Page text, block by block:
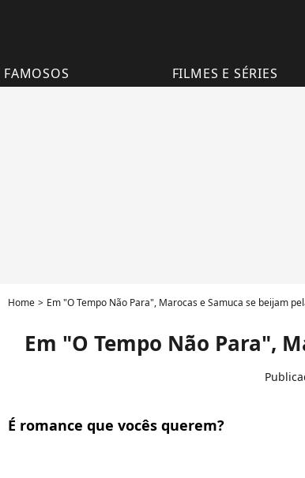
FAMOSOS FILMES E SÉRIES
Home Em "O Tempo Não Para", Marocas e Samuca se beijam
Em "O Tempo Não Para",
É romance que vocês querem?